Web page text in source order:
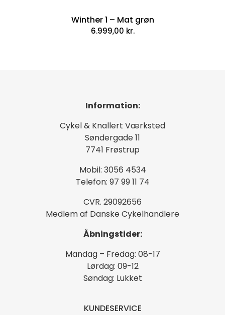
Winther 1 – Mat grøn
6.999,00 kr.
Information:
Cykel & Knallert Værksted
Søndergade 11
7741 Frøstrup
Mobil: 3056 4534
Telefon: 97 99 11 74
CVR. 29092656
Medlem af Danske Cykelhandlere
Åbningstider:
Mandag – Fredag: 08-17
Lørdag: 09-12
Søndag: Lukket
KUNDESERVICE